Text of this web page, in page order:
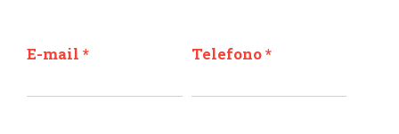
E-mail * Telefono*